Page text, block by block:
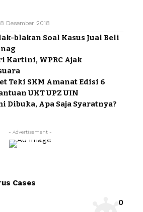
Desember 2018
blakan Soal Kasus Jual Beli
Kartini, WPRC Ajak
Teki SKM Amanat Edisi 6
UKT UPZ UIN
Dibuka, Apa Saja Syaratnya?
- Advertisement -
Cases
0